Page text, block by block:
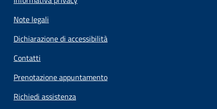
Note legali
Dichiarazione di accessibilità
Contatti
Prenotazione appuntamento
Richiedi assistenza